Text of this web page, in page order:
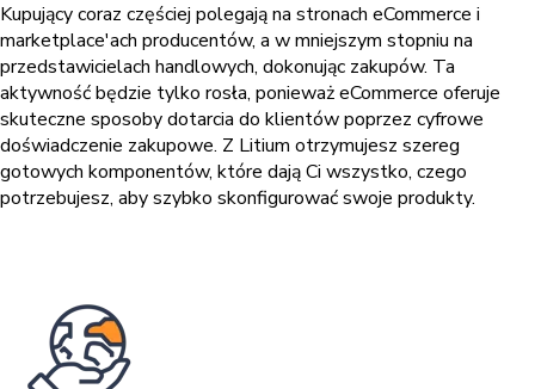
Kupujący coraz częściej polegają na stronach eCommerce i
marketplace'ach producentów, a w mniejszym stopniu na
przedstawicielach handlowych, dokonując zakupów. Ta
aktywność będzie tylko rosła, ponieważ eCommerce oferuje
skuteczne sposoby dotarcia do klientów poprzez cyfrowe
doświadczenie zakupowe. Z Litium otrzymujesz szereg
gotowych komponentów, które dają Ci wszystko, czego
potrzebujesz, aby szybko skonfigurować swoje produkty.